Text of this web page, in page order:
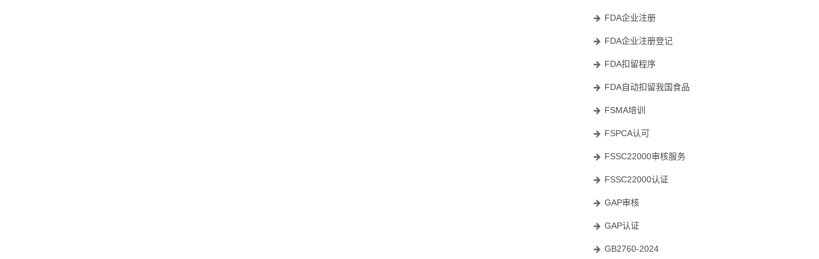
FDA企业注册
FDA企业注册登记
FDA扣留程序
FDA自动扣留我国食品
FSMA培训
FSPCA认可
FSSC22000审核服务
FSSC22000认证
GAP审核
GAP认证
GB2760-2024